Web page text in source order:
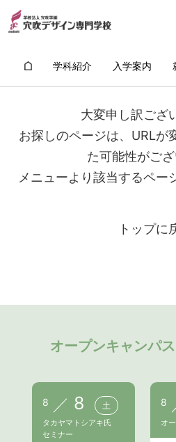
学科紹介 入学案内
大変申し訳ござ
お探しのページは、URLが
た可能性がござ
メニューより該当するペー
トップに
オープンキャンパス
8 8 土
タカヤマトシアキ氏
セミナー
8
オ